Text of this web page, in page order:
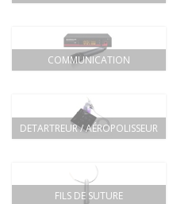
COMMUNICATION
DETARTREUR / AÉROPOLISSEUR
FILS DE SUTURE